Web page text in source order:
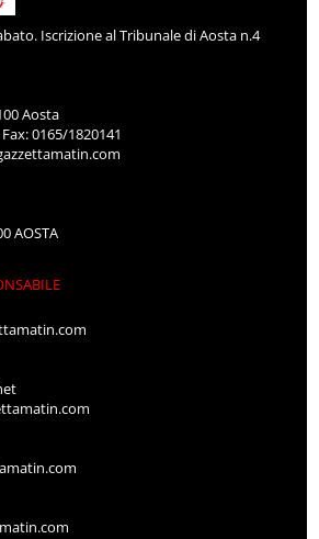
Iscrizione al Tribunale di Aosta n.4
Aosta
0165/1820141
AOSTA